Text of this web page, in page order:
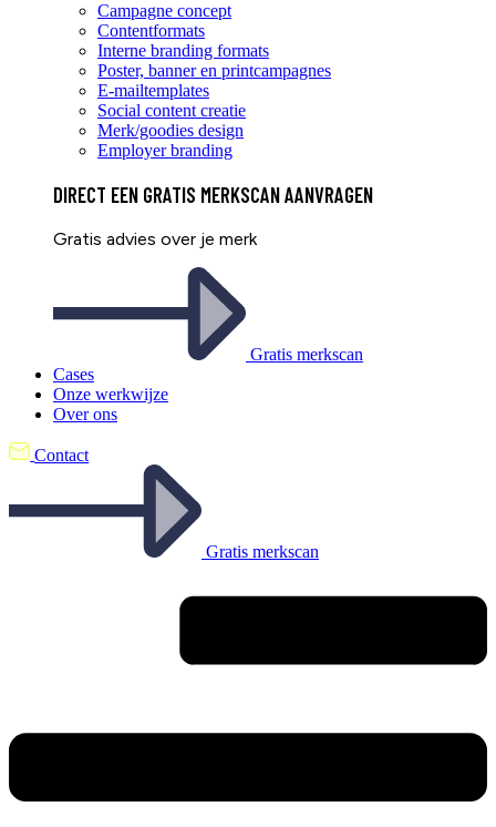
Campagne concept
Contentformats
Interne branding formats
Poster, banner en printcampagnes
E-mailtemplates
Social content creatie
Merk/goodies design
Employer branding
DIRECT EEN GRATIS MERKSCAN AANVRAGEN
Gratis advies over je merk
Gratis merkscan
Cases
Onze werkwijze
Over ons
Contact
Gratis merkscan